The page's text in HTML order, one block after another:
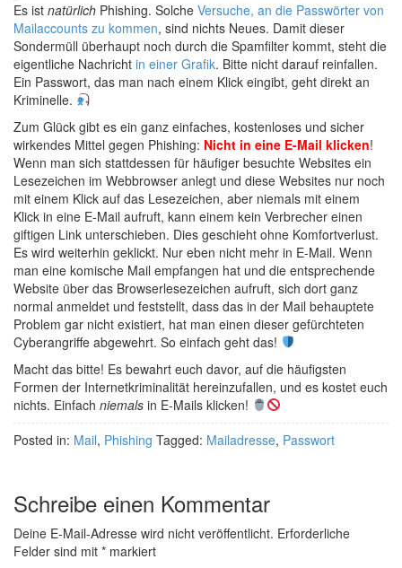
Es ist natürlich Phishing. Solche Versuche, an die Passwörter von
Mailaccounts zu kommen, sind nichts Neues. Damit dieser
Sondermüll überhaupt noch durch die Spamfilter kommt, steht die
eigentliche Nachricht in einer Grafik. Bitte nicht darauf reinfallen.
Ein Passwort, das man nach einem Klick eingibt, geht direkt an
Kriminelle.
Zum Glück gibt es ein ganz einfaches, kostenloses und sicher
wirkendes Mittel gegen Phishing: Nicht in eine E-Mail klicken!
Wenn man sich stattdessen für häufiger besuchte Websites ein
Lesezeichen im Webbrowser anlegt und diese Websites nur noch
mit einem Klick auf das Lesezeichen, aber niemals mit einem
Klick in eine E-Mail aufruft, kann einem kein Verbrecher einen
giftigen Link unterschieben. Dies geschieht ohne Komfortverlust.
Es wird weiterhin geklickt. Nur eben nicht mehr in E-Mail. Wenn
man eine komische Mail empfangen hat und die entsprechende
Website über das Browserlesezeichen aufruft, sich dort ganz
normal anmeldet und feststellt, dass das in der Mail behauptete
Problem gar nicht existiert, hat man einen dieser gefürchteten
Cyberangriffe abgewehrt. So einfach geht das!
Macht das bitte! Es bewahrt euch davor, auf die häufigsten
Formen der Internetkriminalität hereinzufallen, und es kostet euch
nichts. Einfach niemals in E-Mails klicken!
Posted in: Mail, Phishing Tagged: Mailadresse, Passwort
Schreibe einen Kommentar
Deine E-Mail-Adresse wird nicht veröffentlicht. Erforderliche
Felder sind mit * markiert